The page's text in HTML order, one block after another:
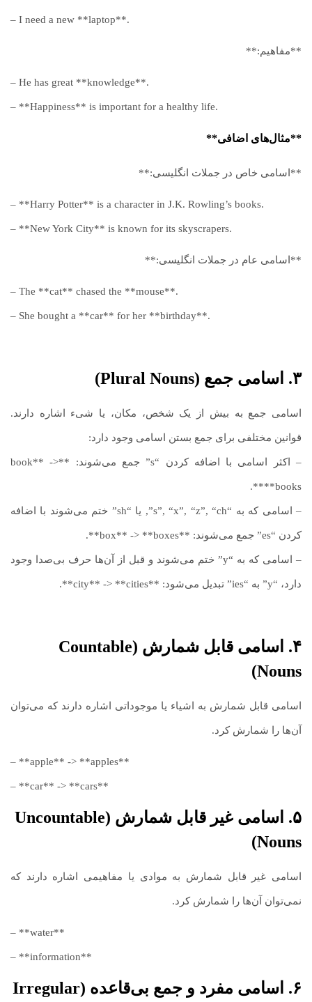
– I need a new **laptop**.
**مفاهیم:**
– He has great **knowledge**.
– **Happiness** is important for a healthy life.
**مثال‌های اضافی**
**اسامی خاص در جملات انگلیسی:**
– **Harry Potter** is a character in J.K. Rowling’s books.
– **New York City** is known for its skyscrapers.
**اسامی عام در جملات انگلیسی:**
– The **cat** chased the **mouse**.
– She bought a **car** for her **birthday**.
۳. اسامی جمع (Plural Nouns)
اسامی جمع به بیش از یک شخص، مکان، یا شیء اشاره دارند.
قوانین مختلفی برای جمع بستن اسامی وجود دارد:
– اکثر اسامی با اضافه کردن “s” جمع می‌شوند: **book** ->
**books**.
– اسامی که به “s”, “x”, “z”, “ch”, یا “sh” ختم می‌شوند با اضافه
کردن “es” جمع می‌شوند: **box** -> **boxes**.
– اسامی که به “y” ختم می‌شوند و قبل از آن‌ها حرف بی‌صدا وجود
دارد، “y” به “ies” تبدیل می‌شود: **city** -> **cities**.
۴. اسامی قابل شمارش (Countable
Nouns)
اسامی قابل شمارش به اشیاء یا موجوداتی اشاره دارند که می‌توان
آن‌ها را شمارش کرد.
– **apple** -> **apples**
– **car** -> **cars**
۵. اسامی غیر قابل شمارش (Uncountable
Nouns)
اسامی غیر قابل شمارش به موادی یا مفاهیمی اشاره دارند که
نمی‌توان آن‌ها را شمارش کرد.
– **water**
– **information**
۶. اسامی مفرد و جمع بی‌قاعده (Irregular